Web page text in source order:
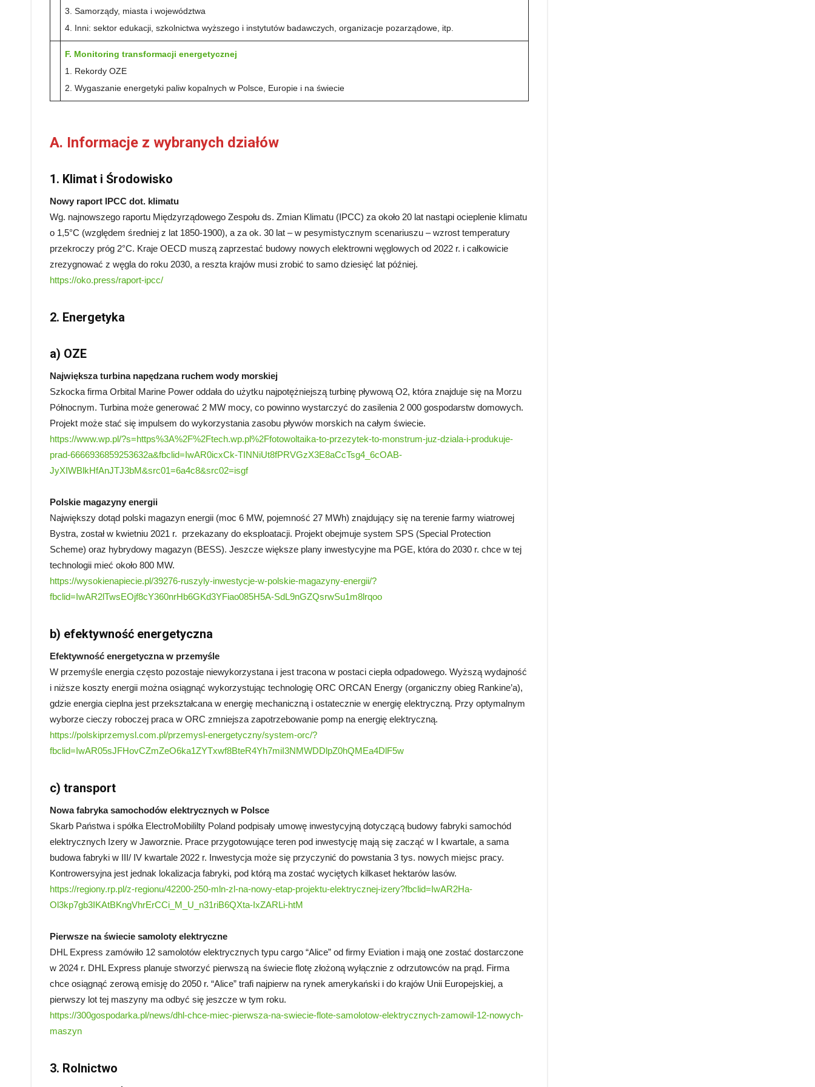
3. Samorządy, miasta i województwa
4. Inni: sektor edukacji, szkolnictwa wyższego i instytutów badawczych, organizacje pozarządowe, itp.
F. Monitoring transformacji energetycznej
1. Rekordy OZE
2. Wygaszanie energetyki paliw kopalnych w Polsce, Europie i na świecie
A. Informacje z wybranych działów
1. Klimat i Środowisko
Nowy raport IPCC dot. klimatu
Wg. najnowszego raportu Międzyrządowego Zespołu ds. Zmian Klimatu (IPCC) za około 20 lat nastąpi ocieplenie klimatu
o 1,5°C (względem średniej z lat 1850-1900), a za ok. 30 lat – w pesymistycznym scenariuszu – wzrost temperatury
przekroczy próg 2°C. Kraje OECD muszą zaprzestać budowy nowych elektrowni węglowych od 2022 r. i całkowicie
zrezygnować z węgla do roku 2030, a reszta krajów musi zrobić to samo dziesięć lat później.
https://oko.press/raport-ipcc/
2. Energetyka
a) OZE
Największa turbina napędzana ruchem wody morskiej
Szkocka firma Orbital Marine Power oddała do użytku najpotężniejszą turbinę pływową O2, która znajduje się na Morzu
Północnym. Turbina może generować 2 MW mocy, co powinno wystarczyć do zasilenia 2 000 gospodarstw domowych.
Projekt może stać się impulsem do wykorzystania zasobu pływów morskich na całym świecie.
https://www.wp.pl/?s=https%3A%2F%2Ftech.wp.pl%2Ffotowoltaika-to-przezytek-to-monstrum-juz-dziala-i-produkuje-
prad-6666936859253632a&fbclid=IwAR0icxCk-TINNiUt8fPRVGzX3E8aCcTsg4_6cOAB-
JyXIWBlkHfAnJTJ3bM&src01=6a4c8&src02=isgf
Polskie magazyny energii
Największy dotąd polski magazyn energii (moc 6 MW, pojemność 27 MWh) znajdujący się na terenie farmy wiatrowej
Bystra, został w kwietniu 2021 r. przekazany do eksploatacji. Projekt obejmuje system SPS (Special Protection
Scheme) oraz hybrydowy magazyn (BESS). Jeszcze większe plany inwestycyjne ma PGE, która do 2030 r. chce w tej
technologii mieć około 800 MW.
https://wysokienapiecie.pl/39276-ruszyly-inwestycje-w-polskie-magazyny-energii/?
fbclid=IwAR2lTwsEOjf8cY360nrHb6GKd3YFiao085H5A-SdL9nGZQsrwSu1m8lrqoo
b) efektywność energetyczna
Efektywność energetyczna w przemyśle
W przemyśle energia często pozostaje niewykorzystana i jest tracona w postaci ciepła odpadowego. Wyższą wydajność
i niższe koszty energii można osiągnąć wykorzystując technologię ORC ORCAN Energy (organiczny obieg Rankine’a),
gdzie energia cieplna jest przekształcana w energię mechaniczną i ostatecznie w energię elektryczną. Przy optymalnym
wyborze cieczy roboczej praca w ORC zmniejsza zapotrzebowanie pomp na energię elektryczną.
https://polskiprzemysl.com.pl/przemysl-energetyczny/system-orc/?
fbclid=IwAR05sJFHovCZmZeO6ka1ZYTxwf8BteR4Yh7miI3NMWDDlpZ0hQMEa4DlF5w
c) transport
Nowa fabryka samochodów elektrycznych w Polsce
Skarb Państwa i spółka ElectroMobililty Poland podpisały umowę inwestycyjną dotyczącą budowy fabryki samochód
elektrycznych Izery w Jaworznie. Prace przygotowujące teren pod inwestycję mają się zacząć w I kwartale, a sama
budowa fabryki w III/ IV kwartale 2022 r. Inwestycja może się przyczynić do powstania 3 tys. nowych miejsc pracy.
Kontrowersyjna jest jednak lokalizacja fabryki, pod którą ma zostać wyciętych kilkaset hektarów lasów.
https://regiony.rp.pl/z-regionu/42200-250-mln-zl-na-nowy-etap-projektu-elektrycznej-izery?fbclid=IwAR2Ha-
Ol3kp7gb3IKAtBKngVhrErCCi_M_U_n31riB6QXta-IxZARLi-htM
Pierwsze na świecie samoloty elektryczne
DHL Express zamówiło 12 samolotów elektrycznych typu cargo “Alice” od firmy Eviation i mają one zostać dostarczone
w 2024 r. DHL Express planuje stworzyć pierwszą na świecie flotę złożoną wyłącznie z odrzutowców na prąd. Firma
chce osiągnąć zerową emisję do 2050 r. “Alice” trafi najpierw na rynek amerykański i do krajów Unii Europejskiej, a
pierwszy lot tej maszyny ma odbyć się jeszcze w tym roku.
https://300gospodarka.pl/news/dhl-chce-miec-pierwsza-na-swiecie-flote-samolotow-elektrycznych-zamowil-12-nowych-
maszyn
3. Rolnictwo